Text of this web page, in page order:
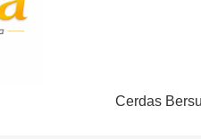
Cerdas